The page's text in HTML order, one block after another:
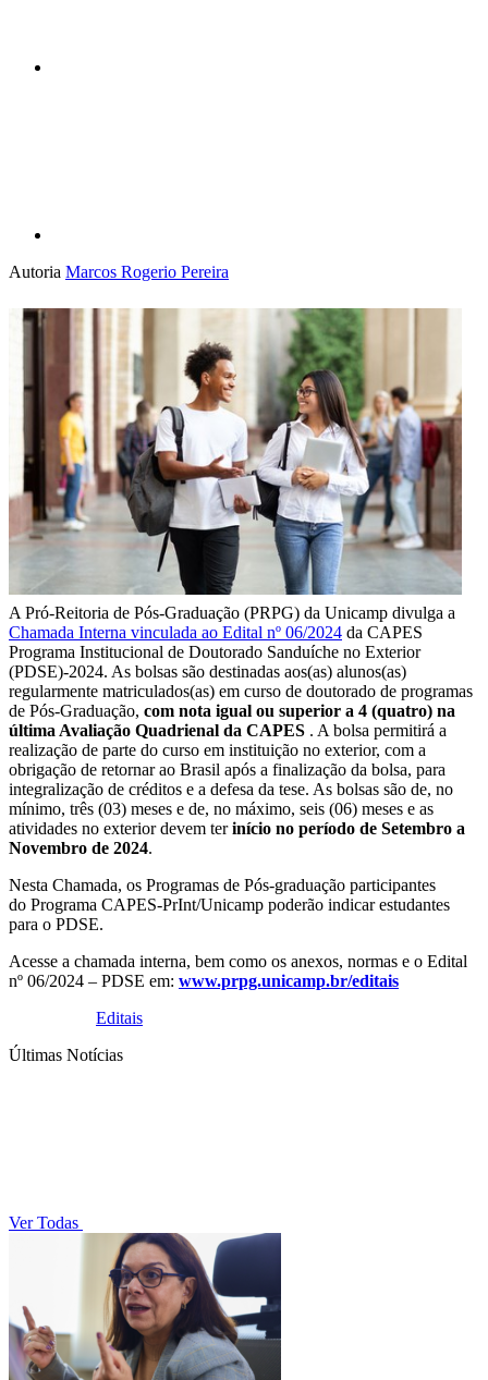
Autoria Marcos Rogerio Pereira
A Pró-Reitoria de Pós-Graduação (PRPG) da Unicamp divulga a
Chamada Interna vinculada ao Edital nº 06/2024 da CAPES
Programa Institucional de Doutorado Sanduíche no Exterior
(PDSE)-2024. As bolsas são destinadas aos(as) alunos(as)
regularmente matriculados(as) em curso de doutorado de programas
de Pós-Graduação, com nota igual ou superior a 4 (quatro) na
última Avaliação Quadrienal da CAPES . A bolsa permitirá a
realização de parte do curso em instituição no exterior, com a
obrigação de retornar ao Brasil após a finalização da bolsa, para
integralização de créditos e a defesa da tese. As bolsas são de, no
mínimo, três (03) meses e de, no máximo, seis (06) meses e as
atividades no exterior devem terinício no período de Setembro a
Novembro de 2024.
Nesta Chamada, os Programas de Pós-graduação participantes
do Programa CAPES-PrInt/Unicamp poderão indicar estudantes
para o PDSE.
Acesse a chamada interna, bem como os anexos, normas e o Edital
nº 06/2024 – PDSE em: www.prpg.unicamp.br/editais
Editais
Últimas Notícias
Ver Todas